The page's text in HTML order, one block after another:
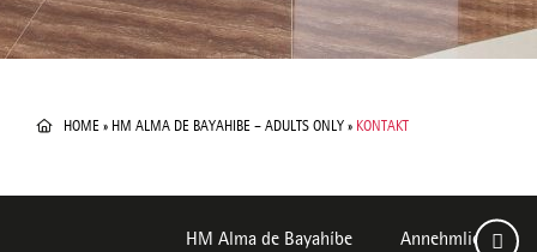
HOME » HM ALMA DE BAYAHIBE – ADULTS ONLY » KONTAKT
HM Alma de Bayahíbe